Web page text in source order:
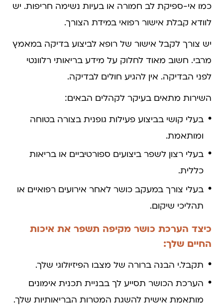
כמו אי-ספיקת לב חמורה או בעיות נשימה חריפות. יש
לוודא קבלת אישור רפואי במידת הצורך.
יש צורך לקבל אישור של רופא לביצוע בדיקה במאמץ
מרבי. חשוב מאוד לחלוק על מידע בריאותי רלוונטי
לפני הבדיקה. אין להגיע חולים לבדיקה.
השירות מתאים בעיקר לקהלים הבאים:
בעלי קושי בביצוע פעילות גופנית בצורה בטוחה
ומותאמת.
בעלי רצון לשפר ביצועים ספורטיביים או בריאות
כללית.
בעלי צורך במעקב כושר לאחר אירועים רפואיים או
תהליכי שיקום.
כיצד הערכת כושר מקיפה תשפר את איכות
החיים שלך:
תקבל.י הבנה ברורה של מצבו הפיזיולוגי שלך.
הערכת הכושר תסייע לך בבניית תכנית אימונים
מותאמת אישית להשגת המטרות הבריאותיות שלך.